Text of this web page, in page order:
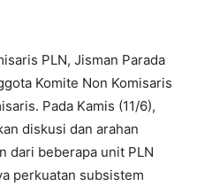
PLN, Jisman Parada
Komite Non Komisaris
Pada Kamis (11/6),
diskusi dan arahan
dari beberapa unit PLN
perkuatan subsistem